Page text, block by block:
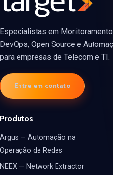
Especialistas em
DevOps, Open Source e
para empresas de Telecom e TI.
Entre em contato
Produtos
Argus — Automação na
Operação de Redes
NEEX — Network Extractor